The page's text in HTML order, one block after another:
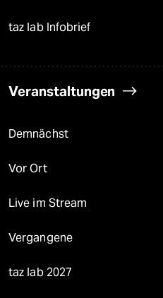
taz lab Infobrief
Veranstaltungen
Demnächst
Vor Ort
Live im Stream
Vergangene
taz lab 2027